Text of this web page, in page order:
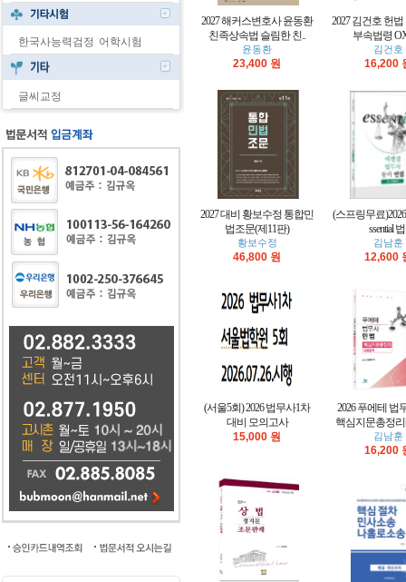
2027 해커스변호사 윤동환
친족상속법 슬림한 친..
윤동환
23,400 원
2027 김건호 헌
부속법령
김건호
16,200
2027 대비 황보수정 통합민
법조문(제11판)
황보수정
46,800 원
(스프링무료
ssential 법
김남훈
12,600
(서울5회) 2026 법무사1차
대비 모의고사
15,000 원
2026 푸에테 법
핵심지문총정
김남훈
16,200
한국사능력검정 어학시험
글씨교정